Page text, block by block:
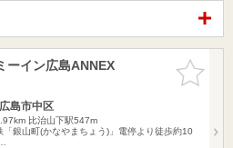
お気に入
りに追加
ーイン広島ANNEX
島市中区
比治山下駅547m
「銀山町(かなやまちょう)」電停より徒歩約10